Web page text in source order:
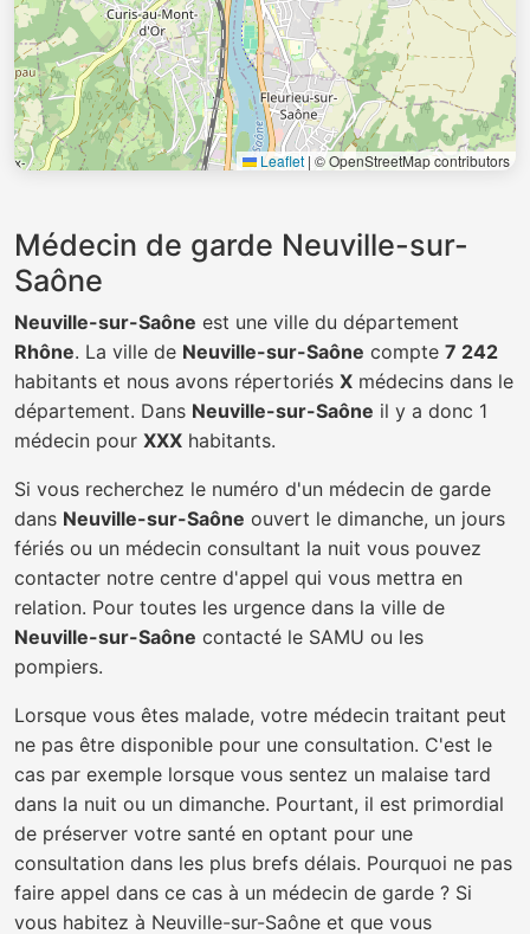
Leaflet | © OpenStreetMap contributors
Médecin de garde Neuville-sur-
Saône
Neuville-sur-Saône est une ville du département
Rhône. La ville de Neuville-sur-Saône compte 7 242
habitants et nous avons répertoriés X médecins dans le
département. Dans Neuville-sur-Saône il y a donc 1
médecin pour XXX habitants.
Si vous recherchez le numéro d'un médecin de garde
dans Neuville-sur-Saône ouvert le dimanche, un jours
fériés ou un médecin consultant la nuit vous pouvez
contacter notre centre d'appel qui vous mettra en
relation. Pour toutes les urgence dans la ville de
Neuville-sur-Saône contacté le SAMU ou les
pompiers.
Lorsque vous êtes malade, votre médecin traitant peut
ne pas être disponible pour une consultation. C'est le
cas par exemple lorsque vous sentez un malaise tard
dans la nuit ou un dimanche. Pourtant, il est primordial
de préserver votre santé en optant pour une
consultation dans les plus brefs délais. Pourquoi ne pas
faire appel dans ce cas à un médecin de garde ? Si
vous habitez à Neuville-sur-Saône et que vous